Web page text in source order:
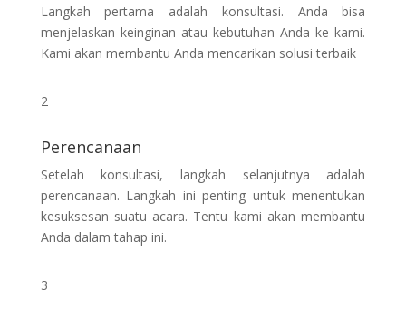
Langkah pertama adalah konsultasi. Anda bisa
menjelaskan keinginan atau kebutuhan Anda ke kami.
Kami akan membantu Anda mencarikan solusi terbaik
2
Perencanaan
Setelah konsultasi, langkah selanjutnya adalah
perencanaan. Langkah ini penting untuk menentukan
kesuksesan suatu acara. Tentu kami akan membantu
Anda dalam tahap ini.
3